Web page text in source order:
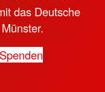
das Deutsche